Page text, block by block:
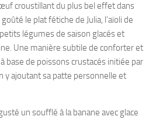
croustillant du plus bel effet dans
le plat fétiche de Julia, l’aïoli de
légumes de saison glacés et
Une manière subtile de conforter et
base de poissons crustacés initiée par
y ajoutant sa patte personnelle et
un soufflé à la banane avec glace